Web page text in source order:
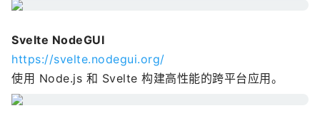
Svelte NodeGUI
https://svelte.nodegui.org/
使用 Node.js 和 Svelte 构建高性能的跨平台应用。